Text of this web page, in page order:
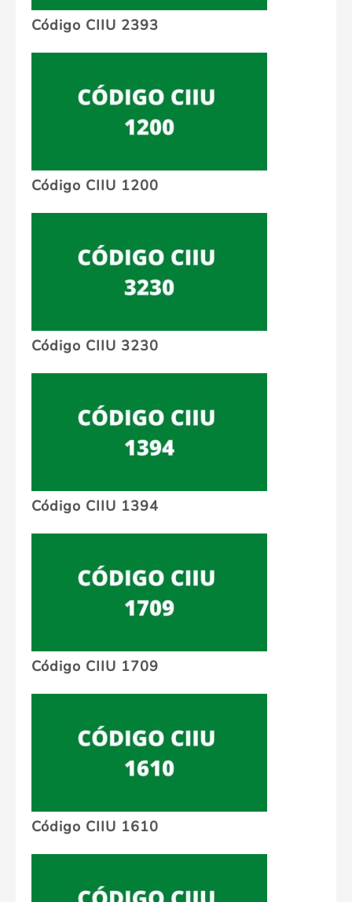
Código CIIU 2393
Código CIIU 1200
Código CIIU 3230
Código CIIU 1394
Código CIIU 1709
Código CIIU 1610